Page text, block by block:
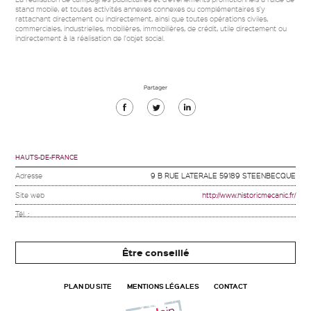
stand mobile, et toutes activités annexes connexes ou complémentaires s'y
rattachant directement ou indirectement, ainsi que toutes opérations civiles,
commerciales, industrielles, mobilières, immobilières, de crédit, utile directement ou
indirectement à la réalisation de l'objet social.
Partager
Partager
Partager
HAUTS-DE-FRANCE
Adresse 9 B RUE LATERALE 59189 STEENBECQUE
Site web http://www.historicmecanic.fr/
Tél. :
Être conseillé
PLAN DU SITE MENTIONS LÉGALES CONTACT